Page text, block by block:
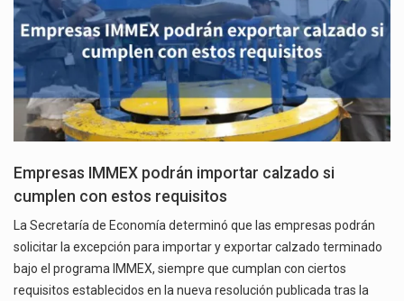
Empresas IMMEX podrán importar calzado si
cumplen con estos requisitos
La Secretaría de Economía determinó que las empresas podrán
solicitar la excepción para importar y exportar calzado terminado
bajo el programa IMMEX, siempre que cumplan con ciertos
requisitos establecidos en la nueva resolución publicada tras la